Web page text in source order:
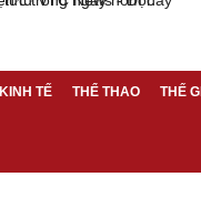
KINH TẾ THỂ THAO THẾ